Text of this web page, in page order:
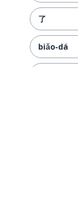
了
biǎo-dá